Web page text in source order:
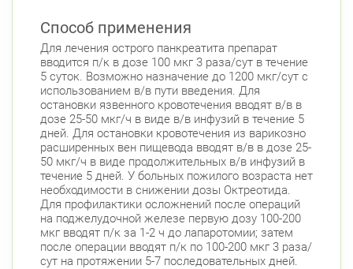
Способ применения
Для лечения острого панкреатита препарат
вводится п/к в дозе 100 мкг 3 раза/сут в течение
5 суток. Возможно назначение до 1200 мкг/сут с
использованием в/в пути введения. Для
остановки язвенного кровотечения вводят в/в в
дозе 25-50 мкг/ч в виде в/в инфузий в течение 5
дней. Для остановки кровотечения из варикозно
расширенных вен пищевода вводят в/в в дозе 25-
50 мкг/ч в виде продолжительных в/в инфузий в
течение 5 дней. У больных пожилого возраста нет
необходимости в снижении дозы Октреотида.
Для профилактики осложнений после операций
на поджелудочной железе первую дозу 100-200
мкг вводят п/к за 1-2 ч до лапаротомии; затем
после операции вводят п/к по 100-200 мкг 3 раза/
сут на протяжении 5-7 последовательных дней.